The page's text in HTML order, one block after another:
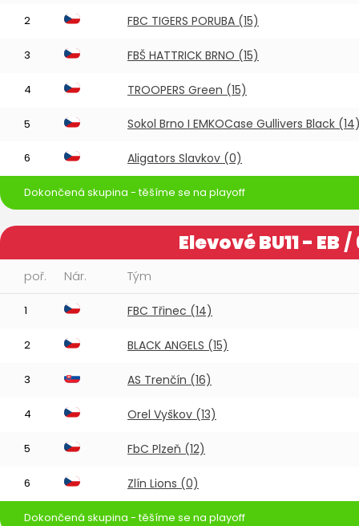
2 FBC TIGERS PORUBA (15)
3 FBŠ HATTRICK BRNO (15)
4 TROOPERS Green (15)
5 Sokol Brno I EMKOCase Gullivers Black
6 Aligators Slavkov (0)
Dokončená skupina - těšíme se na playoff
Elevové BU11 - EB /
poř. Nár. Tým
1 FBC Třinec (14)
2 BLACK ANGELS (15)
3 AS Trenčín (16)
4 Orel Vyškov (13)
5 FbC Plzeň (12)
6 Zlín Lions (0)
Dokončená skupina - těšíme se na playoff